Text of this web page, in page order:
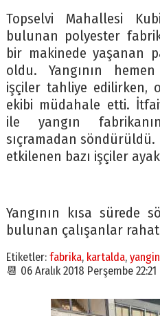
Topselvi Mahallesi
bulunan polyester
bir makinede yaşanan
oldu. Yangının
işçiler tahliye edilirken,
ekibi müdahale etti.
ile yangın
sıçramadan
etkilenen bazı işçiler
Yangının kısa sürede
bulunan çalışanlar
Etiketler: fabrika, kartalda,
📆 06 Aralık 2018 Perşembe